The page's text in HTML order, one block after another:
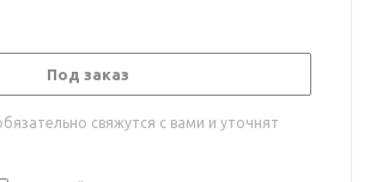
Под заказ
свяжутся с вами и уточнят